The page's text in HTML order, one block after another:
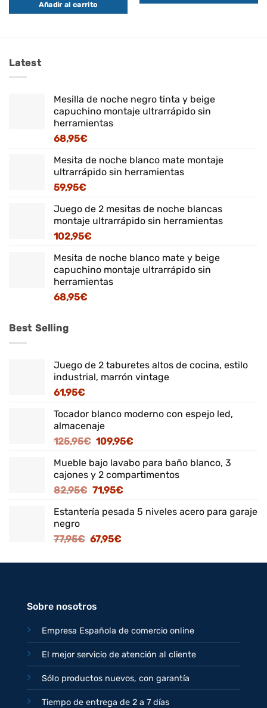
Añadir al carrito
Latest
Mesilla de noche negro tinta y beige
capuchino montaje ultrarrápido sin
herramientas
68,95€
Mesita de noche blanco mate montaje
ultrarrápido sin herramientas
59,95€
Juego de 2 mesitas de noche blancas
montaje ultrarrápido sin herramientas
102,95€
Mesita de noche blanco mate y beige
capuchino montaje ultrarrápido sin
herramientas
68,95€
Best Selling
Juego de 2 taburetes altos de cocina, estilo
industrial, marrón vintage
61,95€
Tocador blanco moderno con espejo led,
almacenaje
125,95€ El
original
era:
125,95€.
109,95€El
actual
es:
Mueble bajo lavabo para baño blanco, 3
cajones y 2 compartimentos
82,95€ El
original
82,95€.
71,95€El
actual
Estantería pesada 5 niveles acero para garaje
negro
77,95€ El
original
67,95€El
actual
Sobre nosotros
Empresa Española de comercio online
El mejor servicio de atención al cliente
Sólo productos nuevos, con garantía
Tiempo de entrega de 2 a 7 días